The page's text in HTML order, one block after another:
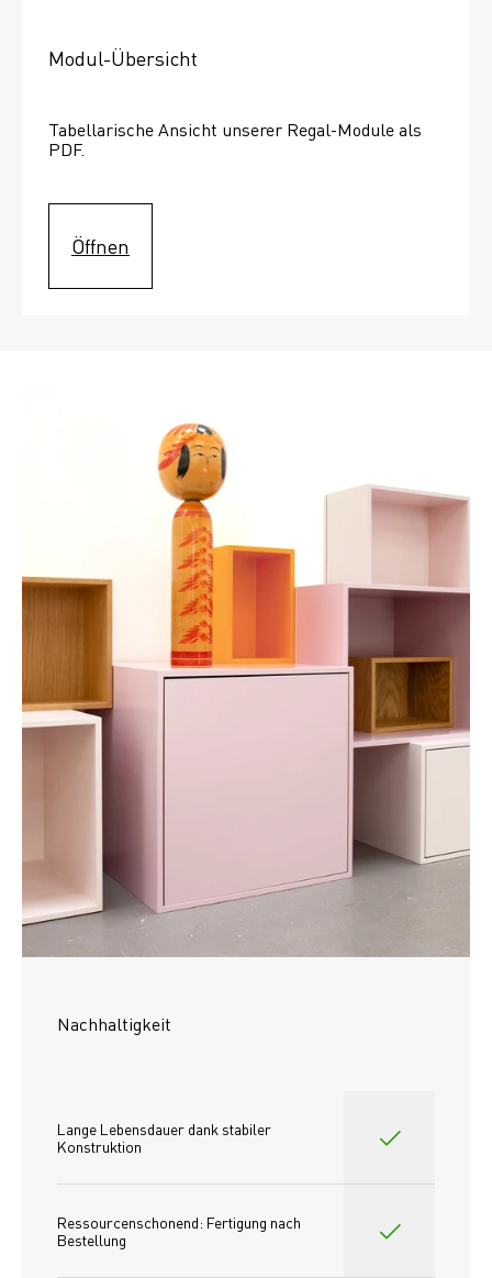
Modul-Übersicht
Tabellarische Ansicht unserer Regal-Module als
PDF.
Öffnen
Nachhaltigkeit
Lange Lebensdauer dank stabiler
Konstruktion
Ressourcenschonend: Fertigung nach
Bestellung